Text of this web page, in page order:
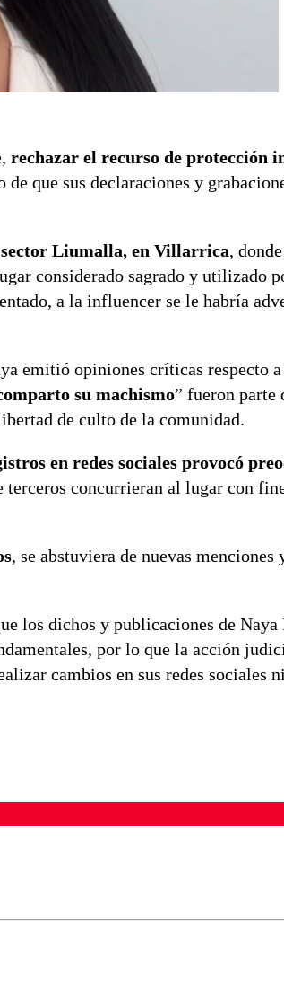
rechazar el recurso de protección
que sus declaraciones y
sector Liumalla, en Villarrica,
considerado sagrado y utilizado
a la influencer se le habría
emitió opiniones críticas respecto
su machismo” fueron parte
de culto de la comunidad.
en redes sociales provocó
terceros concurrieran al lugar con
, se abstuviera de nuevas menciones
los dichos y publicaciones de Naya
por lo que la acción
cambios en sus redes sociales